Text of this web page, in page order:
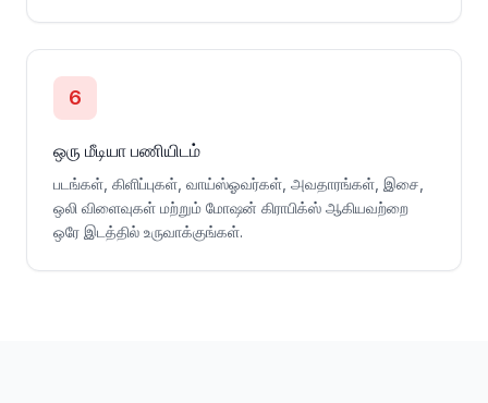
6
ஒரு மீடியா பணியிடம்
படங்கள், கிளிப்புகள், வாய்ஸ்ஓவர்கள், அவதாரங்கள், இசை,
ஒலி விளைவுகள் மற்றும் மோஷன் கிராபிக்ஸ் ஆகியவற்றை
ஒரே இடத்தில் உருவாக்குங்கள்.